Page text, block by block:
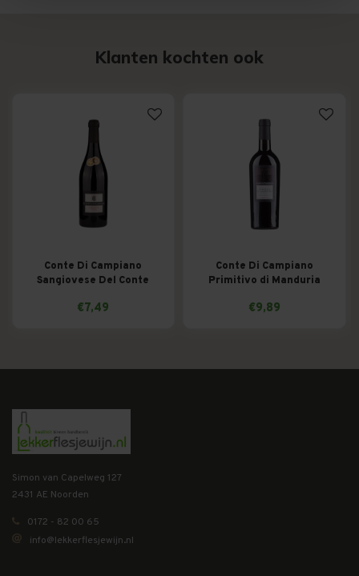
Klanten kochten ook
Conte Di Campiano
Sangiovese Del Conte
€7,49
Conte Di Campiano
Primitivo di Manduria
€9,89
Simon van Capelweg 127
2431 AE Noorden
0172 - 82 00 65
info@lekkerflesjewijn.nl